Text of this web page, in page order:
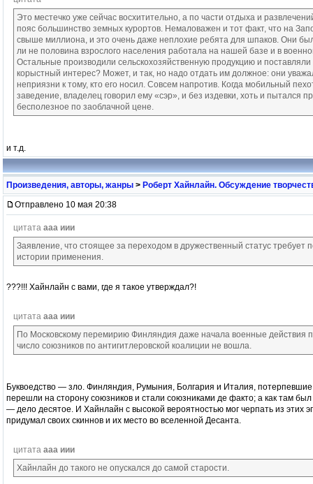
Это местечко уже сейчас восхитительно, а по части отдыха и
пояс большинство земных курортов. Немаловажен и тот факт, что на
свыше миллиона, и это очень даже неплохие ребята для шпаков. Они
ли не половина взрослого населения работала на нашей базе и в
Остальные производили сельскохозяйственную продукцию и
корыстный интерес? Может, и так, но надо отдать им должное: они
неприязни к тому, кто его носил. Совсем напротив. Когда мобильный
заведение, владелец говорил ему «сэр», и без издевки, хоть и пытался
бесполезное по заоблачной цене.
и т.д.
Произведения, авторы, жанры > Роберт Хайнлайн. Обсуждение
Отправлено 10 мая 20:38
цитата ааа иии
Заявление, что стоящее за переходом в дружественный статус требует
истории применения.
???!!! Хайнлайн с вами, где я такое утверждал?!
цитата ааа иии
По Московскому перемирию Финляндия даже начала военные действия
число союзников по антигитлеровской коалиции не вошла.
Буквоедство — зло. Финляндия, Румыния, Болгария и Италия,
перешли на сторону союзников и стали союзниками де факто; а как там
— дело десятое. И Хайнлайн с высокой вероятностью мог черпать из этих
придумал своих скиннов и их место во вселенной Десанта.
цитата ааа иии
Хайнлайн до такого не опускался до самой старости.